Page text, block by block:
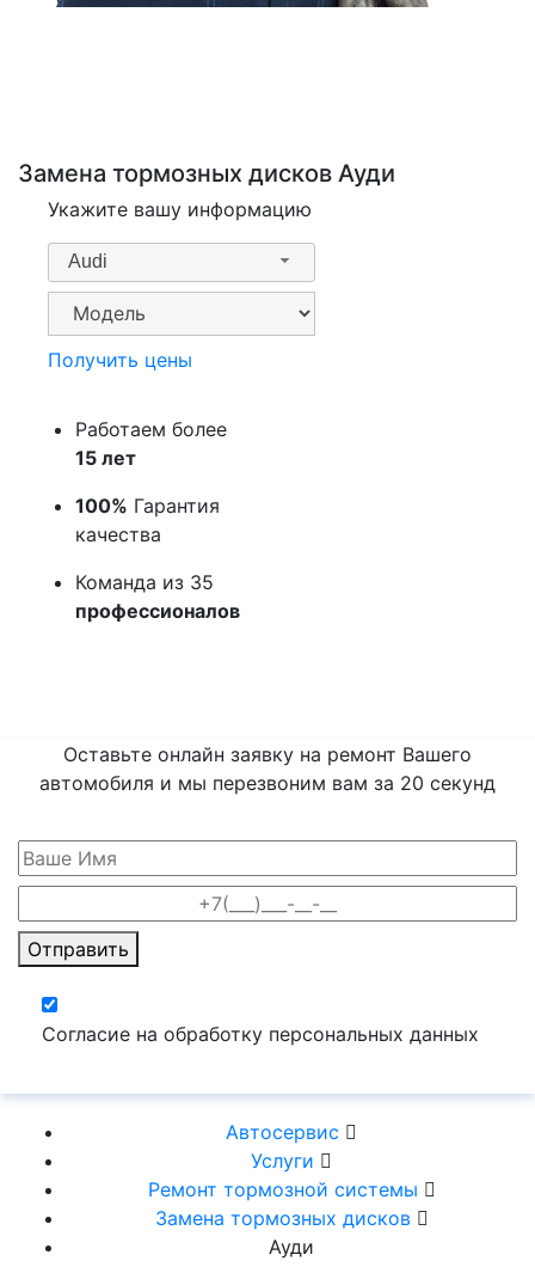
Замена тормозных дисков Ауди
Укажите вашу информацию
Audi
Получить цены
Работаем более
15 лет
100% Гарантия
качества
Команда из 35
профессионалов
Оставьте онлайн заявку на ремонт Вашего
автомобиля и мы перезвоним вам за 20 секунд
Отправить
Согласие на обработку персональных данных
Автосервис
Услуги
Ремонт тормозной системы
Замена тормозных дисков
Ауди